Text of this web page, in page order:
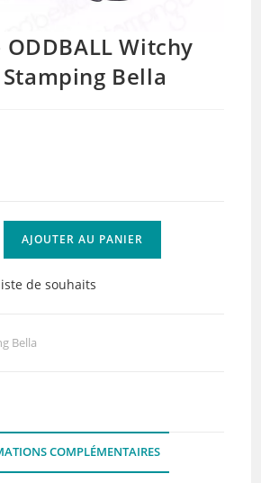
Witchy
Bella
AJOUTER AU PANIER
de souhaits
Bella
COMPLÉMENTAIRES